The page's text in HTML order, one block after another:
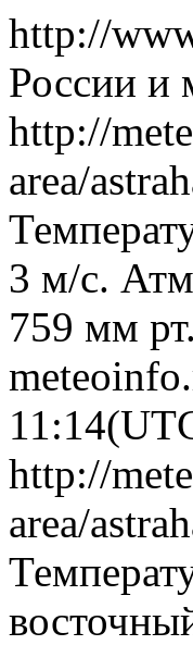
http://
России и
http://
area/
3 м/с.
759 мм
http://
area/